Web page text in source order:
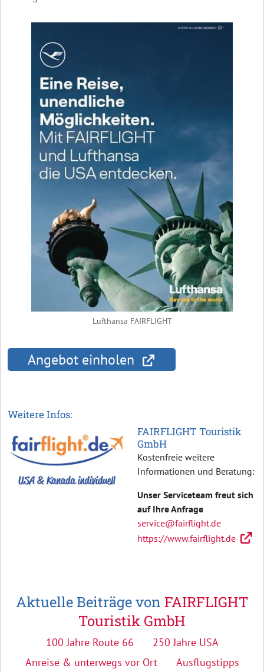
Lufthansa FAIRFLIGHT
Angebot einholen
Weitere Infos:
FAIRFLIGHT Touristik
GmbH
Kostenfreie weitere
Informationen und Beratung:
Unser Serviceteam freut sich
auf Ihre Anfrage
service@fairflight.de
https://www.fairflight.de
Aktuelle Beiträge von FAIRFLIGHT
Touristik GmbH
100 Jahre Route 66
250 Jahre USA
Anreise & unterwegs vor Ort
Ausflugstipps